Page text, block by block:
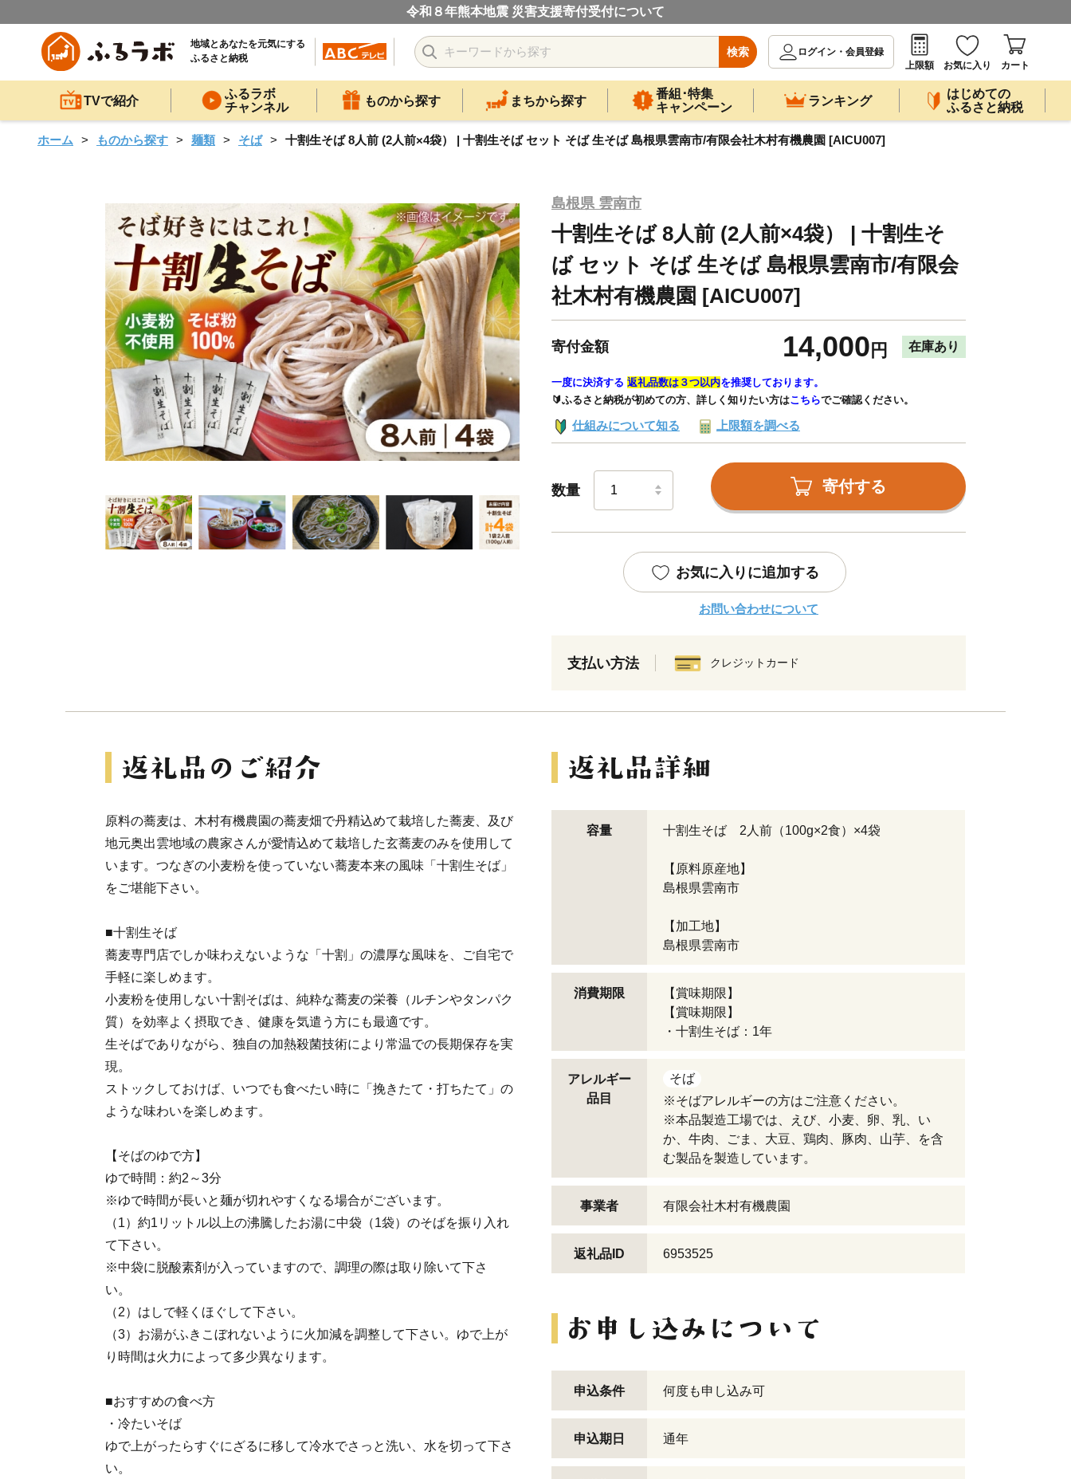
令和８年熊本地震 災害支援寄付受付について
地域とあなたを元気にする
ふるさと納税
検索
ログイン・会員登録
上限額
お気に入り カート
TVで紹介
ふるラボ
チャンネル
ものから探す まちから探す
番組･特集
キャンペーン
ランキング
はじめての
ふるさと納税
ホーム ものから探す 麺類 そば 十割生そば 8人前 (2人前×4袋） | 十割生そば セット そば 生そば 島根県雲南市/有限会社木村有機農園 [AICU007]
島根県 雲南市
十割生そば 8人前 (2人前×4袋） | 十割生そ
ば セット そば 生そば 島根県雲南市/有限会
社木村有機農園 [AICU007]
寄付金額 14,000 円 在庫あり
一度に決済する 返礼品数は３つ以内を推奨しております。
🔰ふるさと納税が初めての方、詳しく知りたい方はこちらでご確認ください。
仕組みについて知る 上限額を調べる
数量 寄付する
お気に入りに追加する
お問い合わせについて
支払い方法 クレジットカード
原料の蕎麦は、木村有機農園の蕎麦畑で丹精込めて栽培した蕎麦、及び
地元奥出雲地域の農家さんが愛情込めて栽培した玄蕎麦のみを使用して
います。つなぎの小麦粉を使っていない蕎麦本来の風味「十割生そば」
をご堪能下さい。
■十割生そば
蕎麦専門店でしか味わえないような「十割」の濃厚な風味を、ご自宅で
手軽に楽しめます。
小麦粉を使用しない十割そばは、純粋な蕎麦の栄養（ルチンやタンパク
質）を効率よく摂取でき、健康を気遣う方にも最適です。
生そばでありながら、独自の加熱殺菌技術により常温での長期保存を実
現。
ストックしておけば、いつでも食べたい時に「挽きたて・打ちたて」の
ような味わいを楽しめます。
【そばのゆで方】
ゆで時間：約2～3分
※ゆで時間が長いと麺が切れやすくなる場合がございます。
（1）約1リットル以上の沸騰したお湯に中袋（1袋）のそばを振り入れ
て下さい。
※中袋に脱酸素剤が入っていますので、調理の際は取り除いて下さ
い。
（2）はしで軽くほぐして下さい。
（3）お湯がふきこぼれないように火加減を調整して下さい。ゆで上が
り時間は火力によって多少異なります。
■おすすめの食べ方
・冷たいそば
ゆで上がったらすぐにざるに移して冷水でさっと洗い、水を切って下さ
い。
容量 十割生そば 2人前（100g×2食）×4袋
【原料原産地】
島根県雲南市
【加工地】
島根県雲南市
消費期限
【賞味期限】
【賞味期限】
・十割生そば：1年
アレルギー
品目
そば
※そばアレルギーの方はご注意ください。
※本品製造工場では、えび、小麦、卵、乳、い
か、牛肉、ごま、大豆、鶏肉、豚肉、山芋、を含
む製品を製造しています。
事業者 有限会社木村有機農園
返礼品ID 6953525
申込条件 何度も申し込み可
申込期日 通年